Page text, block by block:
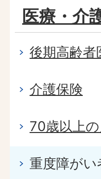
医療・介
後期高齢者
介護保険
70歳以上
重度障がい